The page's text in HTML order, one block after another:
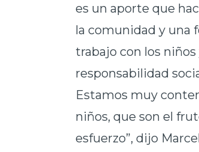
es un aporte que
la comunidad y una
trabajo con los
responsabilidad
Estamos muy
niños, que son el
esfuerzo”, dijo